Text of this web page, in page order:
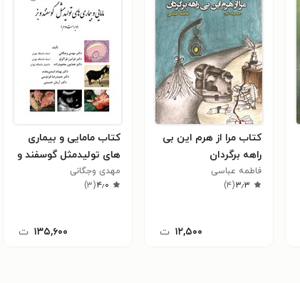
کتاب مرا از هرم این بی
راهه برگردان
فاطمه عباسی
۳٫۳(۴)
۱۲,۵۰۰ ت
کتاب مامایی و بیماری
های تولیدمثل گوسفند و
بز
مهدی وجگانی
۴٫۰(۳)
۱۳۵,۶۰۰ ت